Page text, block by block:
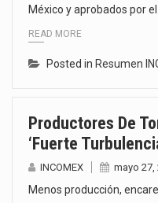
México y aprobados por
READ MORE
Posted in Resumen
Productores De
‘fuerte
INCOMEX mayo 27,
Menos producción,